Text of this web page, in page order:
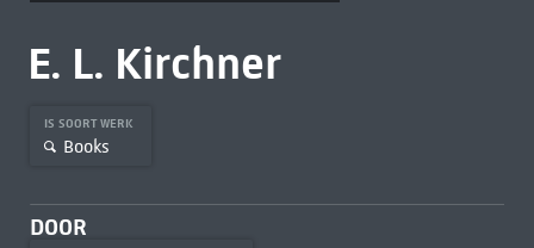
E. L. Kirchner
IS SOORT WERK
Books
DOOR